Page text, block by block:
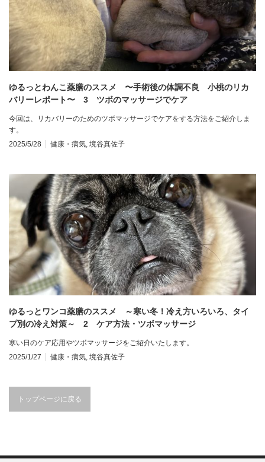
ゆるっとわんこ薬膳のススメ 〜手術後の体調不良 小桃のリカ
バリーレポート〜 3 ツボのマッサージでケア
今回は、リカバリーのためのツボマッサージでケアをする方法をご紹介しま
す。
2025/5/28
健康・病気 境谷真佐子
ゆるっとワンコ薬膳のススメ ～寒い冬！冷え方いろいろ、タイ
プ別の冷え対策～ 2 ケア方法・ツボマッサージ
寒い日のケア応用やツボマッサージをご紹介いたします。
2025/1/27
健康・病気, 境谷真佐子
トップページに戻る